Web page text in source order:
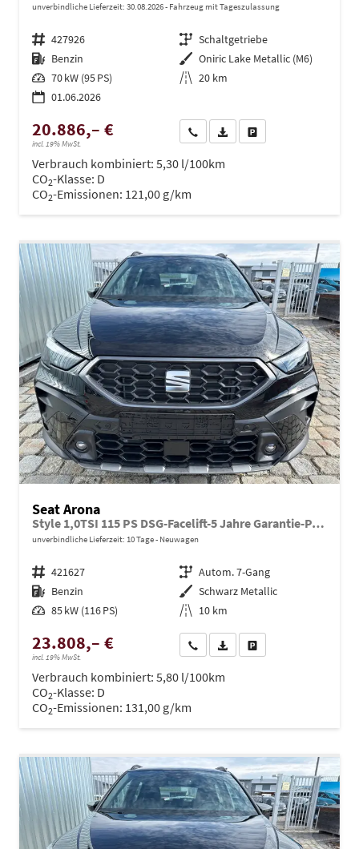
unverbindliche Lieferzeit: 30.08.2026 Fahrzeug mit Tageszulassung
Fahrzeugnr. 427926 Getriebe Schaltgetriebe
Kraftstoff Benzin Außenfarbe Oniric Lake Metallic (M6)
Leistung 70 kW (95 PS) Kilometerstand 20 km
01.06.2026
20.886,– €
incl. 19% MwSt.
Wir rufen Sie anPDF-Datei, Fahrzeugexposé
Verbrauch kombiniert: 5,30 l/100km
CO2-Klasse: D
CO2-Emissionen: 121,00 g/km
Seat Arona
Style 1,0TSI 115 PS DSG-Facelift-5 Jahre Garantie-Parklenkassistent-PDC vorne&hinten-Rückfahrkamera-LED-ACC-DAB-Fernlichtassistent-ISOFIX-variabler Ladeboden-Sitzheizung-FULL Link-Alu 16"-Sofort
unverbindliche Lieferzeit: 10 Tage Neuwagen
Fahrzeugnr. 421627 Getriebe Autom. 7-Gang
Kraftstoff Benzin Außenfarbe Schwarz Metallic
Leistung 85 kW (116 PS) Kilometerstand 10 km
23.808,– €
incl. 19% MwSt.
Wir rufen Sie anPDF-Datei, Fahrzeugexposé
Verbrauch kombiniert: 5,80 l/100km
CO2-Klasse: D
CO2-Emissionen: 131,00 g/km